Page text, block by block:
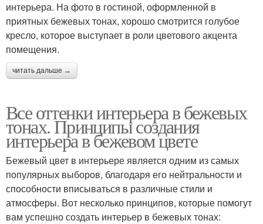
интерьера. На фото в гостиной, оформленной в
приятных бежевых тонах, хорошо смотрится голубое
кресло, которое выступает в роли цветового акцента
помещения.
читать дальше →
Все оттенки интерьера в бежевых
тонах. Принципы создания
интерьера в бежевом цвете
Бежевый цвет в интерьере является одним из самых
популярных выборов, благодаря его нейтральности и
способности вписываться в различные стили и
атмосферы. Вот несколько принципов, которые помогут
вам успешно создать интерьер в бежевых тонах: